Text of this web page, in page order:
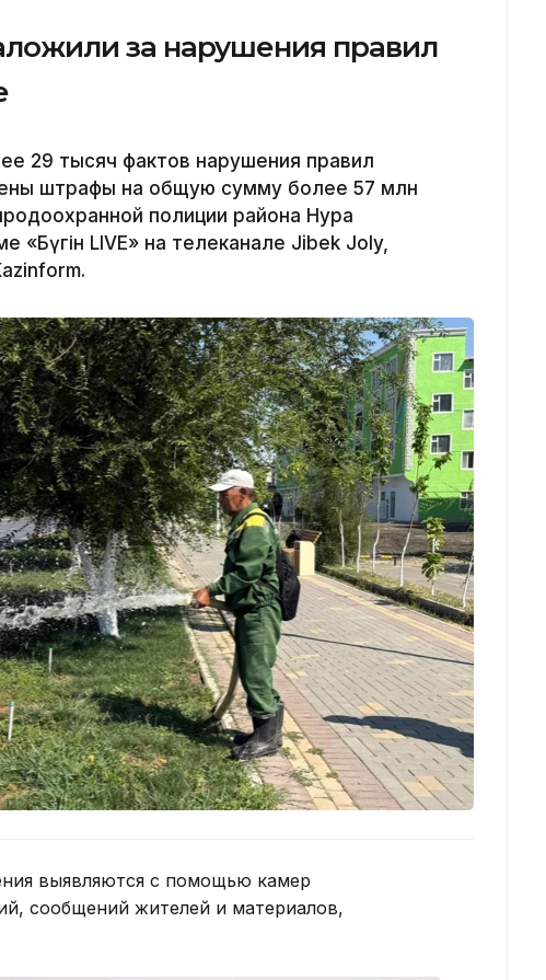
за нарушения правил
29 тысяч фактов нарушения правил
штрафы на общую сумму более 57 млн
полиции района Нура
LIVE» на телеканале Jibek Joly,
выявляются с помощью камер
сообщений жителей и материалов,